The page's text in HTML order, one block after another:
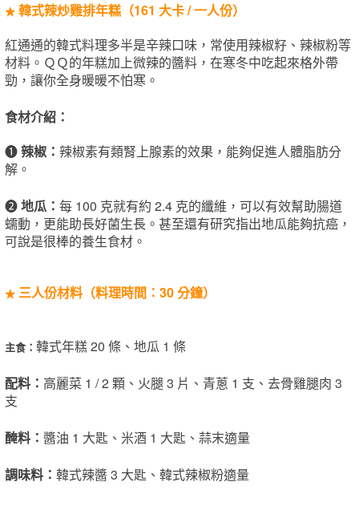
★ 韓式辣炒雞排年糕 （161 大卡/一人份）
紅通通的韓式料理多半是辛辣口味，常使用辣椒籽、辣椒粉等
材料。ＱＱ的年糕加上微辣的醬料，在寒冬中吃起來格外帶
勁，讓你全身暖暖不怕寒。
食材介紹 ：
❶辣椒 ： 辣椒素有類腎上腺素的效果，能夠​促進人體脂肪分
解。
❷地瓜 ： 每 100 克就有約 2.4 克的纖維，可以有效幫助腸道
蠕動，更能助長好菌生長。甚至還有研究指出地瓜能夠抗癌，
可說​是很棒的養生食材。
★ 三人份材料 （料理時間 ： 30分鐘）
主食 ： 韓式年糕 20 條、地瓜 1 條
配料 ： 高麗菜 1 / 2 顆、火腿 3 片、青蔥 1 支、去骨雞腿肉 3
支
醃料 ： 醬油 1 大匙、米酒 1 大匙、蒜末適量
調味料 ： 韓式辣醬 3 大匙、韓式辣椒粉適量